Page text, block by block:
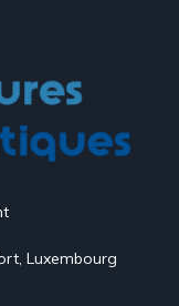
Luxembourg